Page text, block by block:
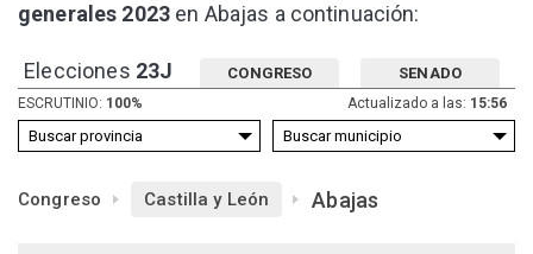
generales 2023 en Abajas a continuación:
Elecciones 23J CONGRESO SENADO
ESCRUTINIO: 100% Actualizado a las: 15:56
Congreso Castilla y León Abajas